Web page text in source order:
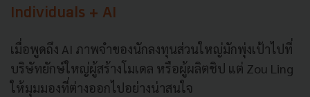
Individuals + AI
เมื่อพูดถึง AI ภาพจำของนักลงทุนส่วนใหญ่มักพุ่งเป้าไปที่
บริษัทยักษ์ใหญ่ผู้สร้างโมเดล หรือผู้ผลิตชิป แต่ Zou Ling
ให้มุมมองที่ต่างออกไปอย่างน่าสนใจ